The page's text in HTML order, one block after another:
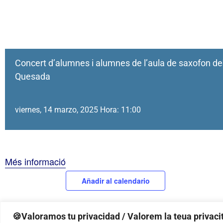
🍪Valoramos tu privacidad / Valorem la teua
Concert d’alumnes i alumnes de l’aula de saxofon
Quesada
viernes, 14 marzo, 2025 Hora: 11:00
Més informació
Añadir al calendario